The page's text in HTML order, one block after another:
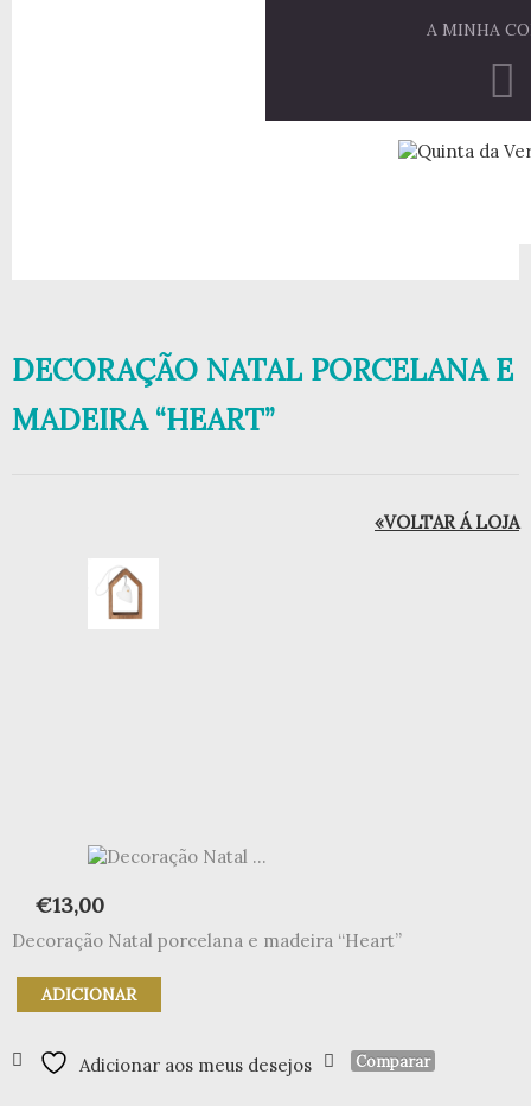
A MINHA
DECORAÇÃO NATAL PORCELANA E
MADEIRA “HEART”
«VOLTAR Á LOJA
€13,00
Decoração Natal porcelana e madeira “Heart”
Quantidade
de
Natal
porcelana
ADICIONAR
Adicionar aos meus desejos Comparar